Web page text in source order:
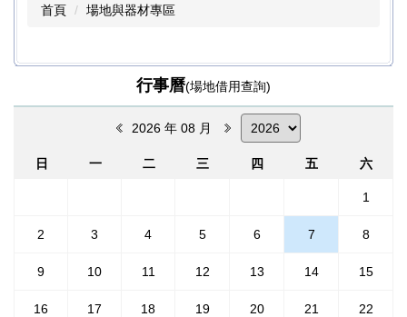
首頁 場地與器材專區
行事曆(場地借用查詢)
2026 年 08 月
日 一 二 三 四 五 六
1
2 3 4 5 6 7 8
9 10 11 12 13 14 15
16 17 18 19 20 21 22